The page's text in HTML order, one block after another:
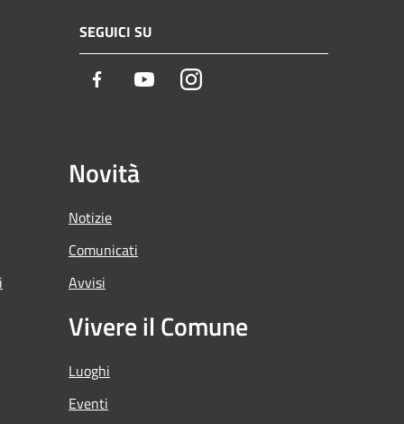
SEGUICI SU
Facebook YoutubeInstagram
Novità
Notizie
Comunicati
Avvisi
Vivere il Comune
Luoghi
Eventi